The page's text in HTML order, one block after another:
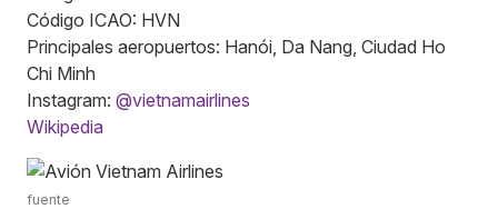
Código ICAO: HVN
Principales aeropuertos: Hanói, Da Nang, Ciudad Ho
Chi Minh
Instagram: @vietnamairlines
Wikipedia
fuente